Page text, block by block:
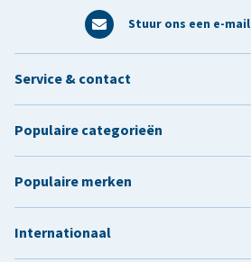
Stuur ons een e-mail
Service & contact
Populaire categorieën
Populaire merken
Internationaal